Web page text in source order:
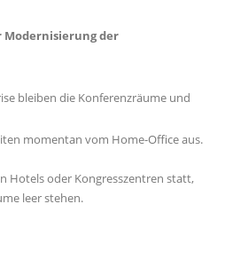
Modernisierung der
bleiben die Konferenzräume und
momentan vom Home-Office aus.
Hotels oder Kongresszentren statt,
leer stehen.